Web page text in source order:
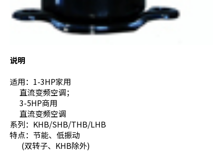
说明
适用：1-3HP家用
直流变频空调；
3-5HP商用
直流变频空调
系列：KHB/SHB/THB/LHB
特点：节能、低振动
(双转子、KHB除外)